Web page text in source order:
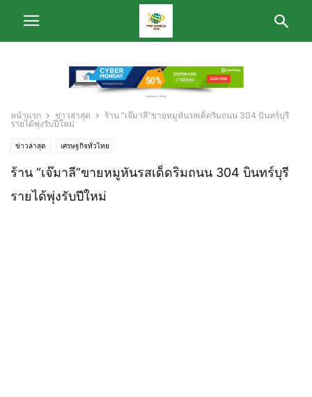
หน้าแรก ข่าวล่าสุด
ร้าน “เจ๊มาลี”ขายหมูหันรสเด็ดริมถนน 304 บินทร์บุรี
รายได้พุ่งรับปีใหม่
ข่าวล่าสุด เศรษฐกิจทั่วไทย
ร้าน “เจ๊มาลี”ขายหมูหันรสเด็ดริมถนน 304 บินทร์บุรี
รายได้พุ่งรับปีใหม่